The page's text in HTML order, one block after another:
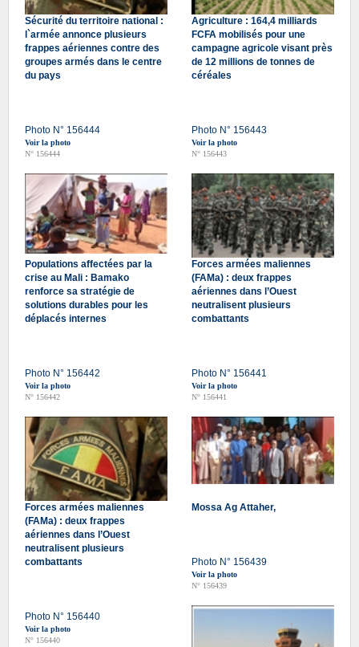
Sécurité du territoire national :
l`armée annonce plusieurs
frappes aériennes contre des
groupes armés dans le centre
du pays
Photo N° 156444
Voir la photo
N° 156444
Agriculture : 164,4 milliards
FCFA mobilisés pour une
campagne agricole visant près
de 12 millions de tonnes de
céréales
Photo N° 156443
Voir la photo
N° 156443
Populations affectées par la
crise au Mali : Bamako
renforce sa stratégie de
solutions durables pour les
déplacés internes
Photo N° 156442
Voir la photo
N° 156442
Forces armées maliennes
(FAMa) : deux frappes
aériennes dans l’Ouest
neutralisent plusieurs
combattants
Photo N° 156441
Voir la photo
N° 156441
Forces armées maliennes
(FAMa) : deux frappes
aériennes dans l’Ouest
neutralisent plusieurs
combattants
Photo N° 156440
Voir la photo
N° 156440
Mossa Ag Attaher,
Photo N° 156439
Voir la photo
N° 156439